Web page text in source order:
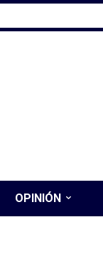
OPINIÓN